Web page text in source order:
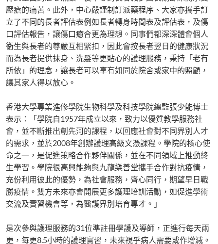
壓瘡的痛苦。此外，中心嚴謹制訂派藥程序、大家亦攜手訂
立了不同的長者評估表例如長者轉身時間表及評估表，及傷
口評估報告，讓傷口癒合更為理想。同事們都深深體會個人
衞生與長者的尊嚴互相緊扣，因此會按長者翌日的健康狀況
而為長者提供抹身、洗髮等更貼心的護理服務，秉持「老有
所依」的理念，讓長者可以享有如同於院舍或家中的照顧，
讓其家人得以放心。
香港大學專業進修學院生物科學及科技學院總監張少能博士
表示：「學院自1957年成立以來，致力以優質教學服務社
會，並不斷推出創先河的課程，以回應社會對不同界別人才
的需求，並於2008年創辦護理高級文憑課程。學院的核心使
命之一，是促進策略合作夥伴關係，並在不同領域上推動終
生學習。學院很高興能夠與九龍樂善堂攜手合作對抗疫情，
充份利用彼此的優勢，為社會服務，齊心同行，期望早日戰
勝疫情。雙方未來亦會開展更多護理培訓活動，如促進學術
交流及實習機會等，為醫護界別培育專才。」
是次參與護理服務的31位準註冊學護及導師，正進行每天兩
更，每更8.5小時的護理實習，未來視乎病人需要或作增減。